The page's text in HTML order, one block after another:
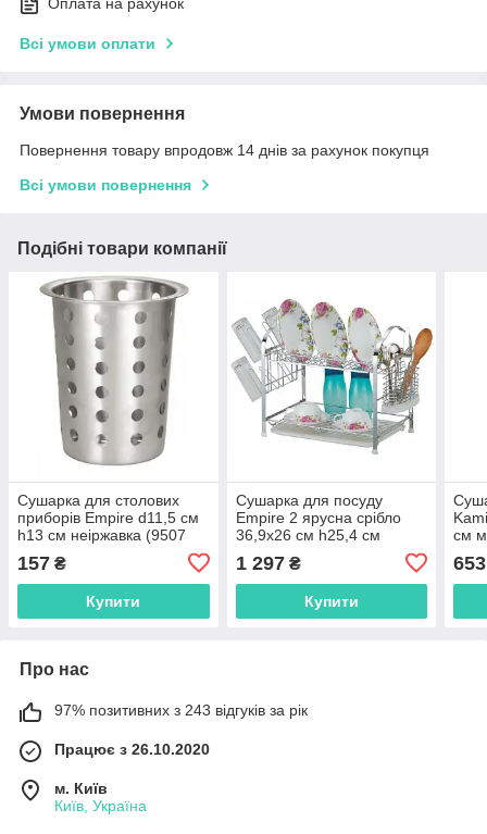
Оплата на рахунок
Всі умови оплати
Умови повернення
Повернення товару впродовж 14 днів за рахунок покупця
Всі умови повернення
Подібні товари компанії
Сушарка для столових
приборів Empire d11,5 см
h13 см неіржавка (9507
EM) з швидкою доставкою
по Україні
157 ₴
Купити
Сушарка для посуду
Empire 2 ярусна срібло
36,9х26 см h25,4 см
швидкою доставкою по
Україні
1 297₴
Купити
см
653
Про нас
97% позитивних з 243 відгуків за рік
Працює з 26.10.2020
м. Київ
Київ, Україна